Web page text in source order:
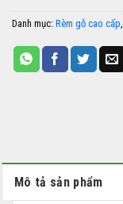
Danh mục: Rèm gỗ cao cấp,
Mô tả sản phẩm